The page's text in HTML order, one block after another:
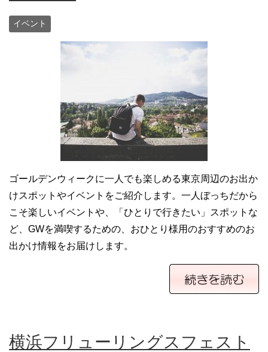
イベント
ゴールデンウィークに一人でも楽しめる東京周辺のお出か
けスポットやイベントをご紹介します。一人ぼっちだから
こそ楽しいイベントや、「ひとりで行きたい」スポットな
ど、GWを満喫するための、おひとり様用のおすすめのお
出かけ情報をお届けします。
横浜フリューリングスフェスト